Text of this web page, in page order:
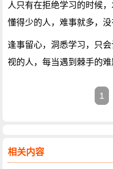
人只有在拒绝学习的时候
懂得少的人，难事就多，没
逢事留心，洞悉学习，只
视的人，每当遇到棘手的难
1
相关内容